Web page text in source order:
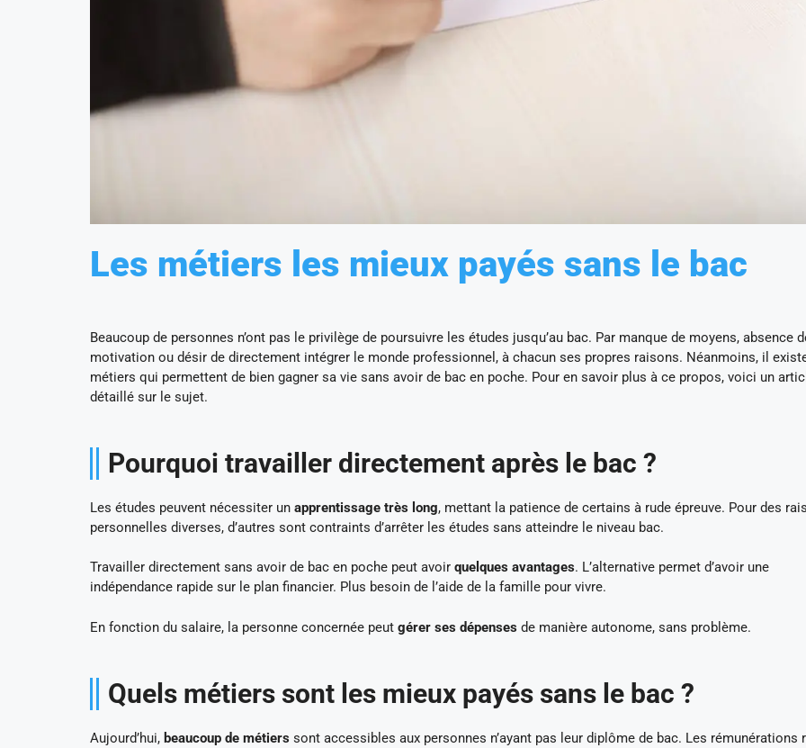
Les métiers les mieux payés sans le bac
Beaucoup de personnes n’ont pas le privilège de poursuivre les études jusqu’au bac. Par manque de moyens, absence
motivation ou désir de directement intégrer le monde professionnel, à chacun ses propres raisons. Néanmoins, il
métiers qui permettent de bien gagner sa vie sans avoir de bac en poche. Pour en savoir plus à ce propos, voici un
détaillé sur le sujet.
Pourquoi travailler directement après le bac ?
Les études peuvent nécessiter un apprentissage très long, mettant la patience de certains à rude épreuve. Pour des
personnelles diverses, d’autres sont contraints d’arrêter les études sans atteindre le niveau bac.
Travailler directement sans avoir de bac en poche peut avoir quelques avantages. L’alternative permet d’avoir une
indépendance rapide sur le plan financier. Plus besoin de l’aide de la famille pour vivre.
En fonction du salaire, la personne concernée peut gérer ses dépenses de manière autonome, sans problème.
Quels métiers sont les mieux payés sans le bac ?
Aujourd’hui, beaucoup de métiers sont accessibles aux personnes n’ayant pas leur diplôme de bac. Les rémunérations